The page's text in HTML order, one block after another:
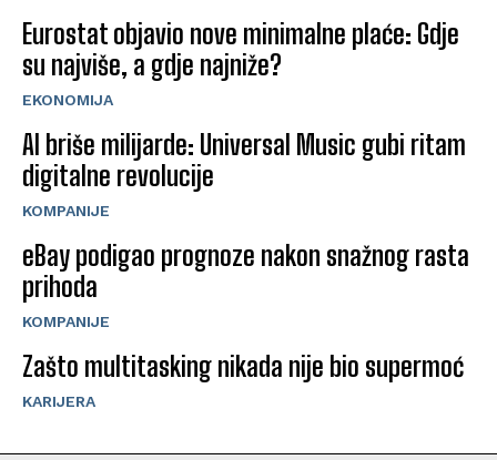
Eurostat objavio nove minimalne plaće: Gdje
su najviše, a gdje najniže?
EKONOMIJA
AI briše milijarde: Universal Music gubi ritam
digitalne revolucije
KOMPANIJE
eBay podigao prognoze nakon snažnog rasta
prihoda
KOMPANIJE
Zašto multitasking nikada nije bio supermoć
KARIJERA